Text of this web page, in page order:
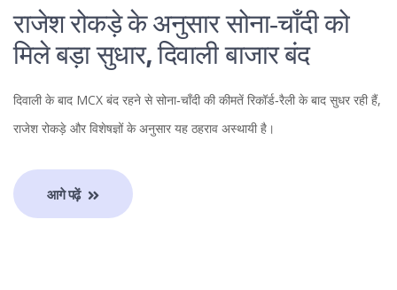
राजेश रोकड़े के अनुसार सोना‑चाँदी को
मिले बड़ा सुधार, दिवाली बाजार बंद
दिवाली के बाद MCX बंद रहने से सोना‑चाँदी की कीमतें रिकॉर्ड‑रैली के बाद सुधर रही हैं,
राजेश रोकड़े और विशेषज्ञों के अनुसार यह ठहराव अस्थायी है।
आगे पढ़ें